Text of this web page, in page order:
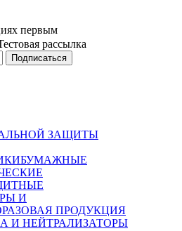
первым
рассылка
ЗАЩИТЫ
БУМАЖНЫЕ
И
ПРОДУКЦИЯ
И НЕЙТРАЛИЗАТОРЫ